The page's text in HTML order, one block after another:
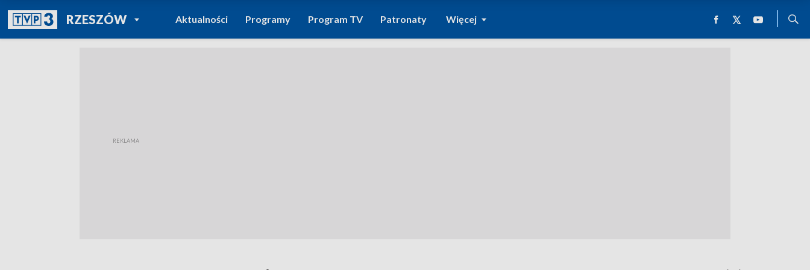
RZESZÓWPOWRÓT DO
TVP REGIONY
Aktualności Programy Program TV Patronaty Więcej